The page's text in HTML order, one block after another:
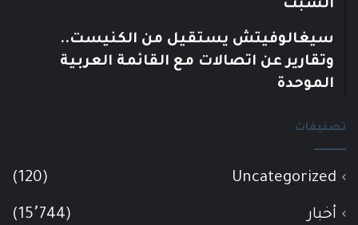
السبت
سيغالوفيتش يستقيل من الكنيست..
وتقارير عن اتصالات مع القائمة العربية
الموحدة
تصنيفات
Uncategorized
(120)
أخبار (15٬744)